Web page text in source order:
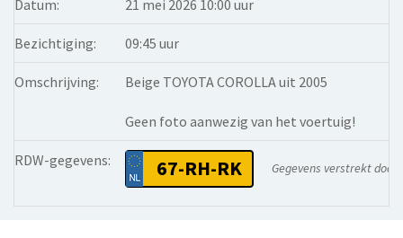
Datum: 21 mei 2026 10:00 uur
Bezichtiging: 09:45 uur
Omschrijving: Beige TOYOTA COROLLA uit 2005
Geen foto aanwezig van het voertuig!
RDW-gegevens: 67-RH-RK Gegevens verstrekt door